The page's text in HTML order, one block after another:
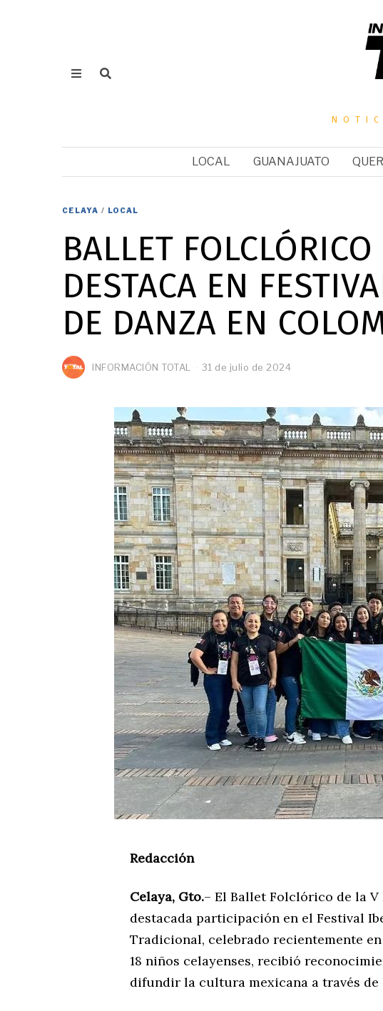
LOCAL GUANAJUATO
CELAYA / LOCAL
BALLET FOLCLÓRICO
DESTACA EN
DE DANZA EN
INFORMACIÓN TOTAL 31 de julio de 2024
e
j
u
l
i
o
d
2
0
2
4
Redacción
Celaya, Gto.– El Ballet Folclórico de la
destacada participación en el Festival
Tradicional, celebrado recientemente
18 niños celayenses, recibió
difundir la cultura mexicana a través